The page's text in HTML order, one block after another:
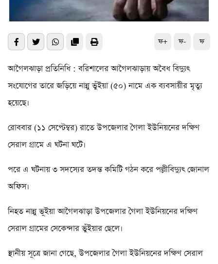
ফ+ ফ- ফ
আগৈলঝাড়া প্রতিনিধি : বরিশালের আগৈলঝাড়ায় অবৈধ বিদ্যুৎ
সংযোগের তারে জড়িয়ে নান্নু ভুঁইয়া (৫০) নামে এক ব্যবসায়ীর মৃত্যু
হয়েছে।
রোববার (১১ সেপ্টেম্বর) রাতে উপজেলার গৈলা ইউনিয়নের দক্ষিণ
সেরাল গ্রামে এ ঘটনা ঘটে।
পরে এ ঘটনায় ৩ সদস্যের তদন্ত কমিটি গঠন করে পল্লীবিদ্যুৎ জোনাল
অফিস।
নিহত নান্নু ভূইয়া আগৈলঝাড়া উপজেলার গৈলা ইউনিয়নের দক্ষিণ
সেরাল গ্রামের সেকেন্দার ভুঁইয়ার ছেলে।
স্থানীয় সূত্রে জানা গেছে, উপজেলার গৈলা ইউনিয়নের দক্ষিণ সেরাল